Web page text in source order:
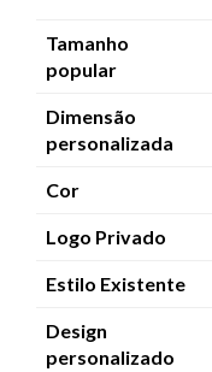
Tamanho
popular
Dimensão
personalizada
Cor
Logo Privado
Estilo Existente
Design
personalizado